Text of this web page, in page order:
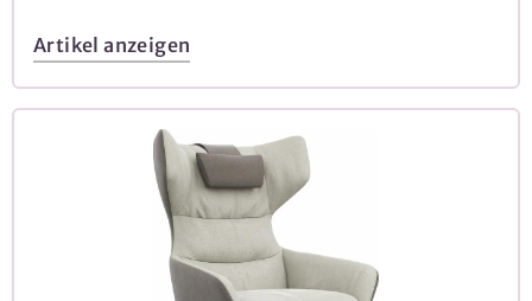
Artikel anzeigen